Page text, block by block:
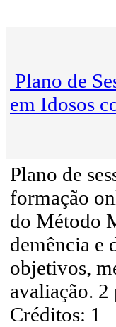
Plano de
em Idosos
Plano de
formação
do Método
demência e
objetivos,
avaliação. 2
Créditos: 1